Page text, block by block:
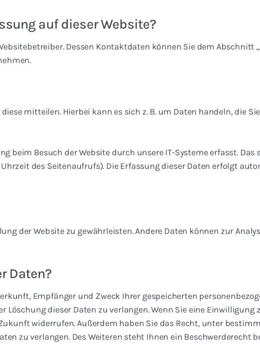
auf dieser Website?
Dessen Kontaktdaten können Sie dem Abschnitt
mitteilen. Hierbei kann es sich z. B. um Daten handeln, die
beim Besuch der Website durch unsere IT-Systeme erfasst. Das
des Seitenaufrufs). Die Erfassung dieser Daten erfolgt
der Website zu gewährleisten. Andere Daten können zur
Daten?
Empfänger und Zweck Ihrer gespeicherten
Löschung dieser Daten zu verlangen. Wenn Sie eine
widerrufen. Außerdem haben Sie das Recht, unter
zu verlangen. Des Weiteren steht Ihnen ein Beschwerderecht